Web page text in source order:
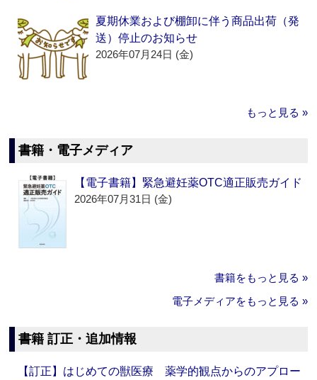
夏期休業および棚卸に伴う商品出荷（発
送）停止のお知らせ
2026年07月24日 (金)
もっと見る »
書籍・電子メディア
【電子書籍】緊急避妊薬OTC適正販売ガイド
2026年07月31日 (金)
書籍をもっと見る »
電子メディアをもっと見る »
書籍 訂正・追加情報
【訂正】はじめての獣医療 薬学的観点からのアプロー